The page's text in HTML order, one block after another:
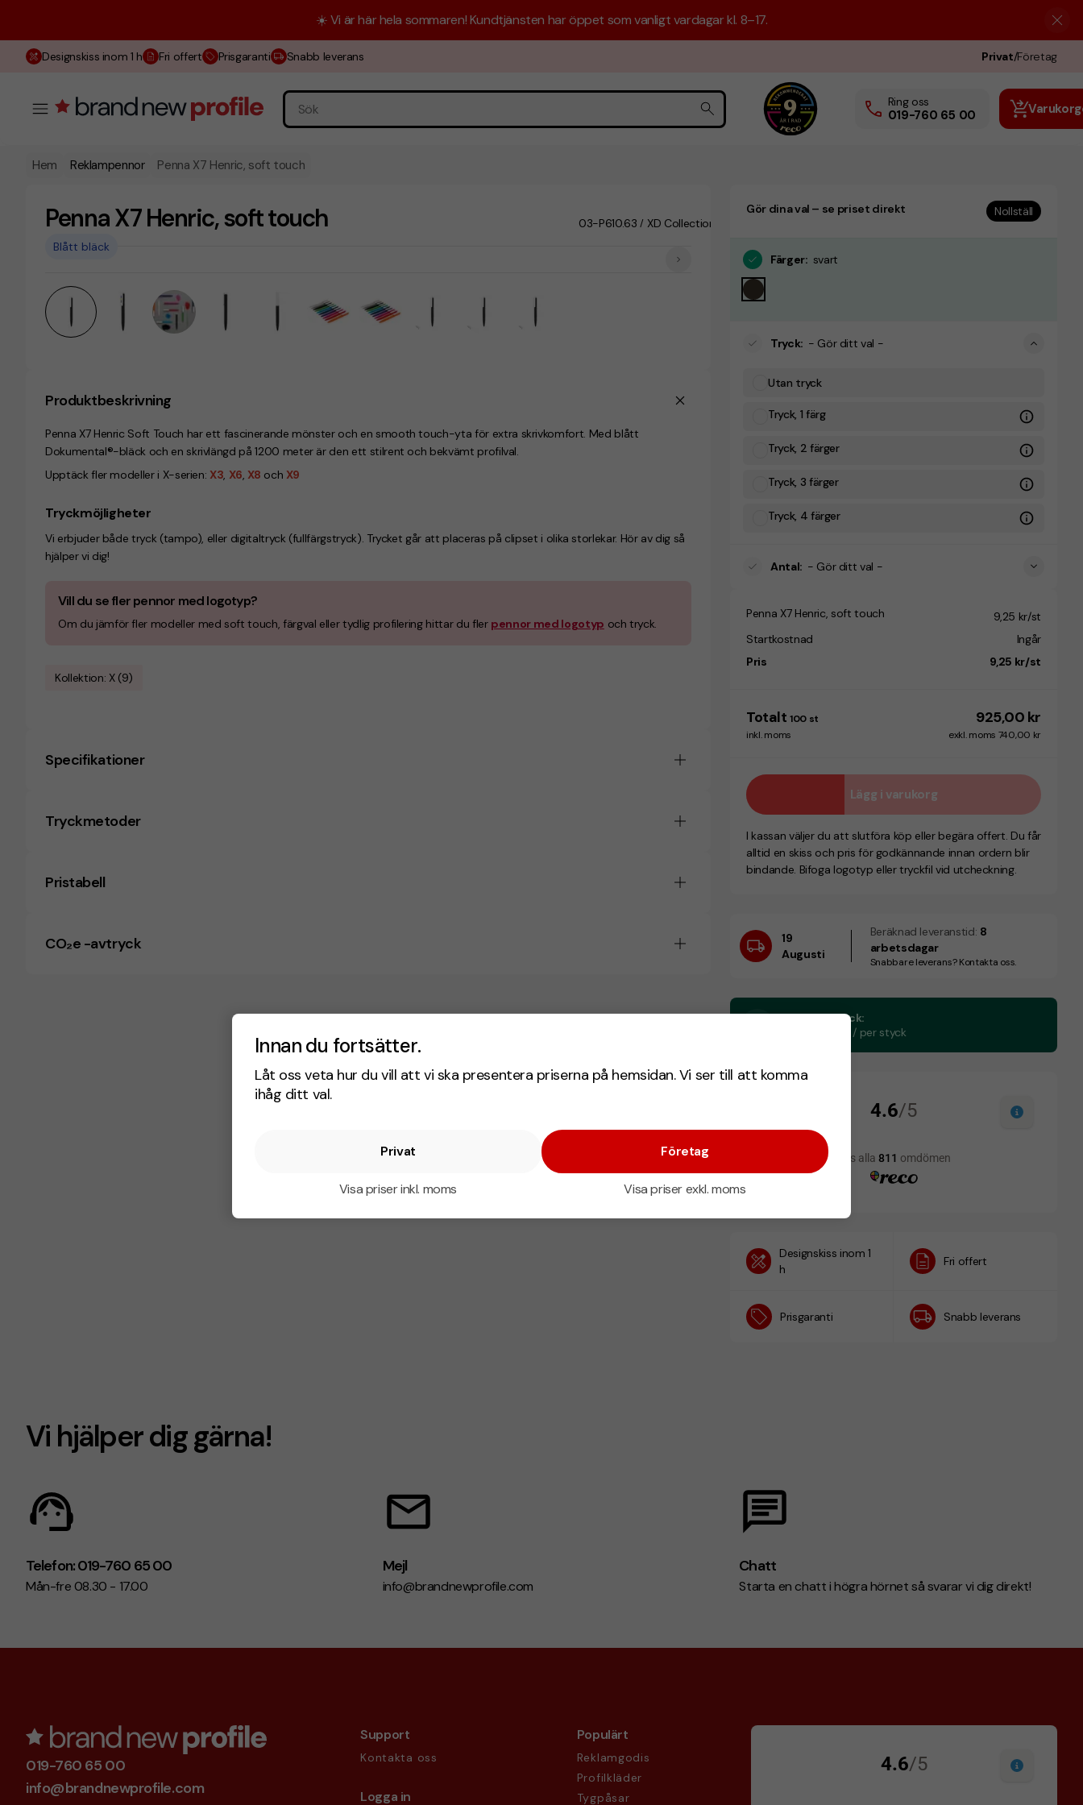
Innan du fortsätter.
Låt oss veta hur du vill att vi ska presentera priserna på hemsidan. Vi ser till att komma
ihåg ditt val.
Privat
Visa priser inkl. moms
Företag
Visa priser exkl. moms
☀️ Vi är här hela sommaren! Kundtjänsten har öppet som vanligt vardagar kl. 8–17.
Designskiss inom 1 h Fri offert Prisgaranti Snabb leverans Privat/Företag
Ring oss
019-760 65 00
Hem Reklampennor Penna X7 Henric, soft touch
Penna X7 Henric, soft touch 03-P610.63 / XD Collection
Blått bläck
Produktbeskrivning
Penna X7 Henric Soft Touch har ett fascinerande mönster och en smooth touch-yta för extra skrivkomfort. Med blått
Dokumental®-bläck och en skrivlängd på 1200 meter är den ett stilrent och bekvämt profilval.
Upptäck fler modeller i X-serien: X3, X6, X8 och X9
Tryckmöjligheter
Vi erbjuder både tryck (tampo), eller digitaltryck (fullfärgstryck). Trycket går att placeras på clipset i olika storlekar. Hör av dig så
hjälper vi dig!
Vill du se fler pennor med logotyp?
Om du jämför fler modeller med soft touch, färgval eller tydlig profilering hittar du fler pennor med logotyp och tryck.
Kollektion: X (9)
Specifikationer
Tryckmetoder
Pristabell
CO₂e -avtryck
Gör dina val – se priset direkt Nollställ
Färger: svart
Tryck: - Gör ditt val -
Utan tryck
Tryck, 1 färg
Tryck, 2 färger
Tryck, 3 färger
Tryck, 4 färger
Antal: - Gör ditt val -
Penna X7 Henric, soft touch
9,25 kr/st
Startkostnad
Ingår
Pris
9,25 kr/st
Totalt 100 st 925,00 kr
inkl. moms exkl. moms 740,00 kr
Lägg i varukorg
I kassan väljer du att slutföra köp eller begära offert. Du får
alltid en skiss och pris för godkännande innan ordern blir
bindande. Bifoga logotyp eller tryckfil vid utcheckning.
19
Augusti
Beräknad leveranstid: 8
arbetsdagar
Snabbare leverans? Kontakta oss.
CO₂e -avtryck:
0.05 kg CO₂e / per styck
Designskiss inom 1
h
Fri offert
Prisgaranti Snabb leverans
Vi hjälper dig gärna!
Telefon: 019-760 65 00
Mån-fre 08.30 - 17.00
Mejl
info@brandnewprofile.com
Chatt
Starta en chatt i högra hörnet så svarar vi dig direkt!
019-760 65 00
info@brandnewprofile.com
Support
Kontakta oss
Logga in
Populärt
Reklamgodis
Profilkläder
Tygpåsar